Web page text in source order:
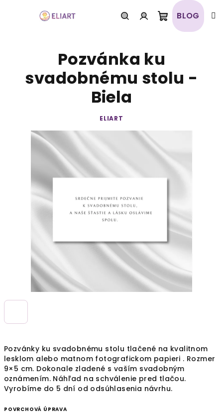
PrihlásenieNákupný
košík
BLOG
Pozvánky ku svadobnému stolu tlačené na kvalitnom
lesklom alebo matnom fotografickom papieri . Rozmer
9×5 cm. Dokonale zladené s vaším svadobným
oznámením. Náhľad na schválenie pred tlačou.
Vyrobíme do 5 dní od odsúhlasenia návrhu.
POVRCHOVÁ ÚPRAVA
Pozvánka ku
svadobnému stolu -
Biela
ELIART